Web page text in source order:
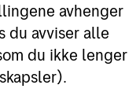
avhenger
du avviser alle
du ikke lenger